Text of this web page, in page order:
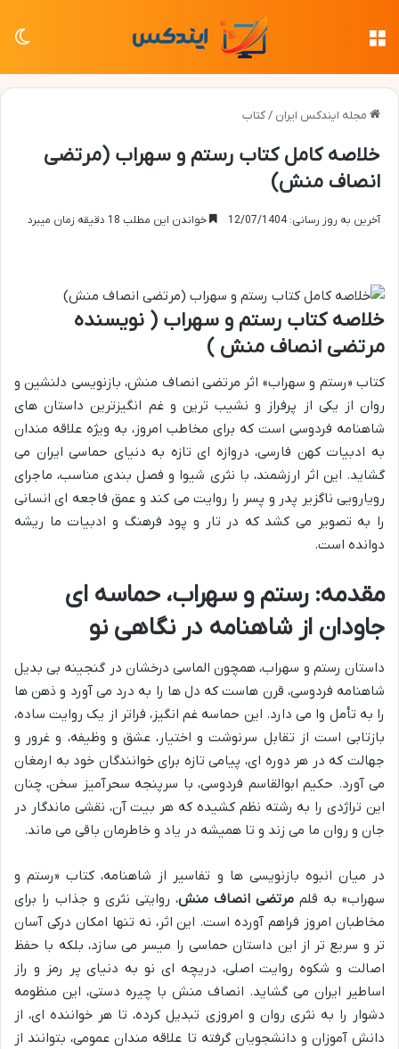
مجله ایندکس ایران /کتاب
خلاصه کامل کتاب رستم و سهراب (مرتضی
انصاف منش)
آخرین به روز رسانی: 12/07/1404 خواندن این مطلب 18 دقیقه زمان میبرد
خلاصه کتاب رستم و سهراب ( نویسنده
مرتضی انصاف منش )
کتاب «رستم و سهراب» اثر مرتضی انصاف منش، بازنویسی دلنشین و
روان از یکی از پرفراز و نشیب ترین و غم انگیزترین داستان های
شاهنامه فردوسی است که برای مخاطب امروز، به ویژه علاقه مندان
به ادبیات کهن فارسی، دروازه ای تازه به دنیای حماسی ایران می
گشاید. این اثر ارزشمند، با نثری شیوا و فصل بندی مناسب، ماجرای
رویارویی ناگزیر پدر و پسر را روایت می کند و عمق فاجعه ای انسانی
را به تصویر می کشد که در تار و پود فرهنگ و ادبیات ما ریشه
دوانده است.
مقدمه: رستم و سهراب، حماسه ای
جاودان از شاهنامه در نگاهی نو
داستان رستم و سهراب، همچون الماسی درخشان در گنجینه بی بدیل
شاهنامه فردوسی، قرن هاست که دل ها را به درد می آورد و ذهن ها
را به تأمل وا می دارد. این حماسه غم انگیز، فراتر از یک روایت ساده،
بازتابی است از تقابل سرنوشت و اختیار، عشق و وظیفه، و غرور و
جهالت که در هر دوره ای، پیامی تازه برای خوانندگان خود به ارمغان
می آورد. حکیم ابوالقاسم فردوسی، با سرپنجه سحرآمیز سخن، چنان
این تراژدی را به رشته نظم کشیده که هر بیت آن، نقشی ماندگار در
جان و روان ما می زند و تا همیشه در یاد و خاطرمان باقی می ماند.
در میان انبوه بازنویسی ها و تفاسیر از شاهنامه، کتاب «رستم و
سهراب» به قلم مرتضی انصاف منش، روایتی نثری و جذاب را برای
مخاطبان امروز فراهم آورده است. این اثر، نه تنها امکان درکی آسان
تر و سریع تر از این داستان حماسی را میسر می سازد، بلکه با حفظ
اصالت و شکوه روایت اصلی، دریچه ای نو به دنیای پر رمز و راز
اساطیر ایران می گشاید. انصاف منش با چیره دستی، این منظومه
دشوار را به نثری روان و امروزی تبدیل کرده، تا هر خواننده ای، از
دانش آموزان و دانشجویان گرفته تا علاقه مندان عمومی، بتوانند از